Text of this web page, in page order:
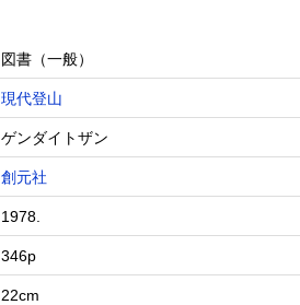
図書（一般）
現代登山
ゲンダイトザン
創元社
1978.
346p
22cm